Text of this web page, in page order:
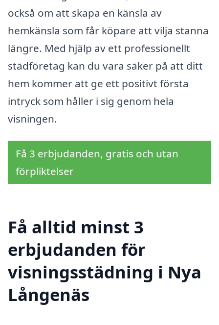
också om att skapa en känsla av
hemkänsla som får köpare att vilja stanna
längre. Med hjälp av ett professionellt
städföretag kan du vara säker på att ditt
hem kommer att ge ett positivt första
intryck som håller i sig genom hela
visningen.
Få 3 erbjudanden, gratis och utan
förpliktelser
Få alltid minst 3
erbjudanden för
visningsstädning i Nya
Långenäs